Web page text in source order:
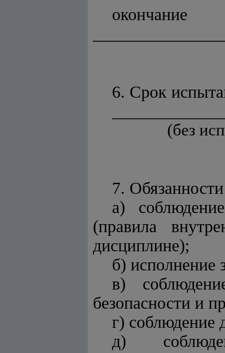
окончание
6. Срок
(без
7.
а)
(правила
дисциплине);
б) исполнение
в)
безопасности и
г) соблюдение
д)